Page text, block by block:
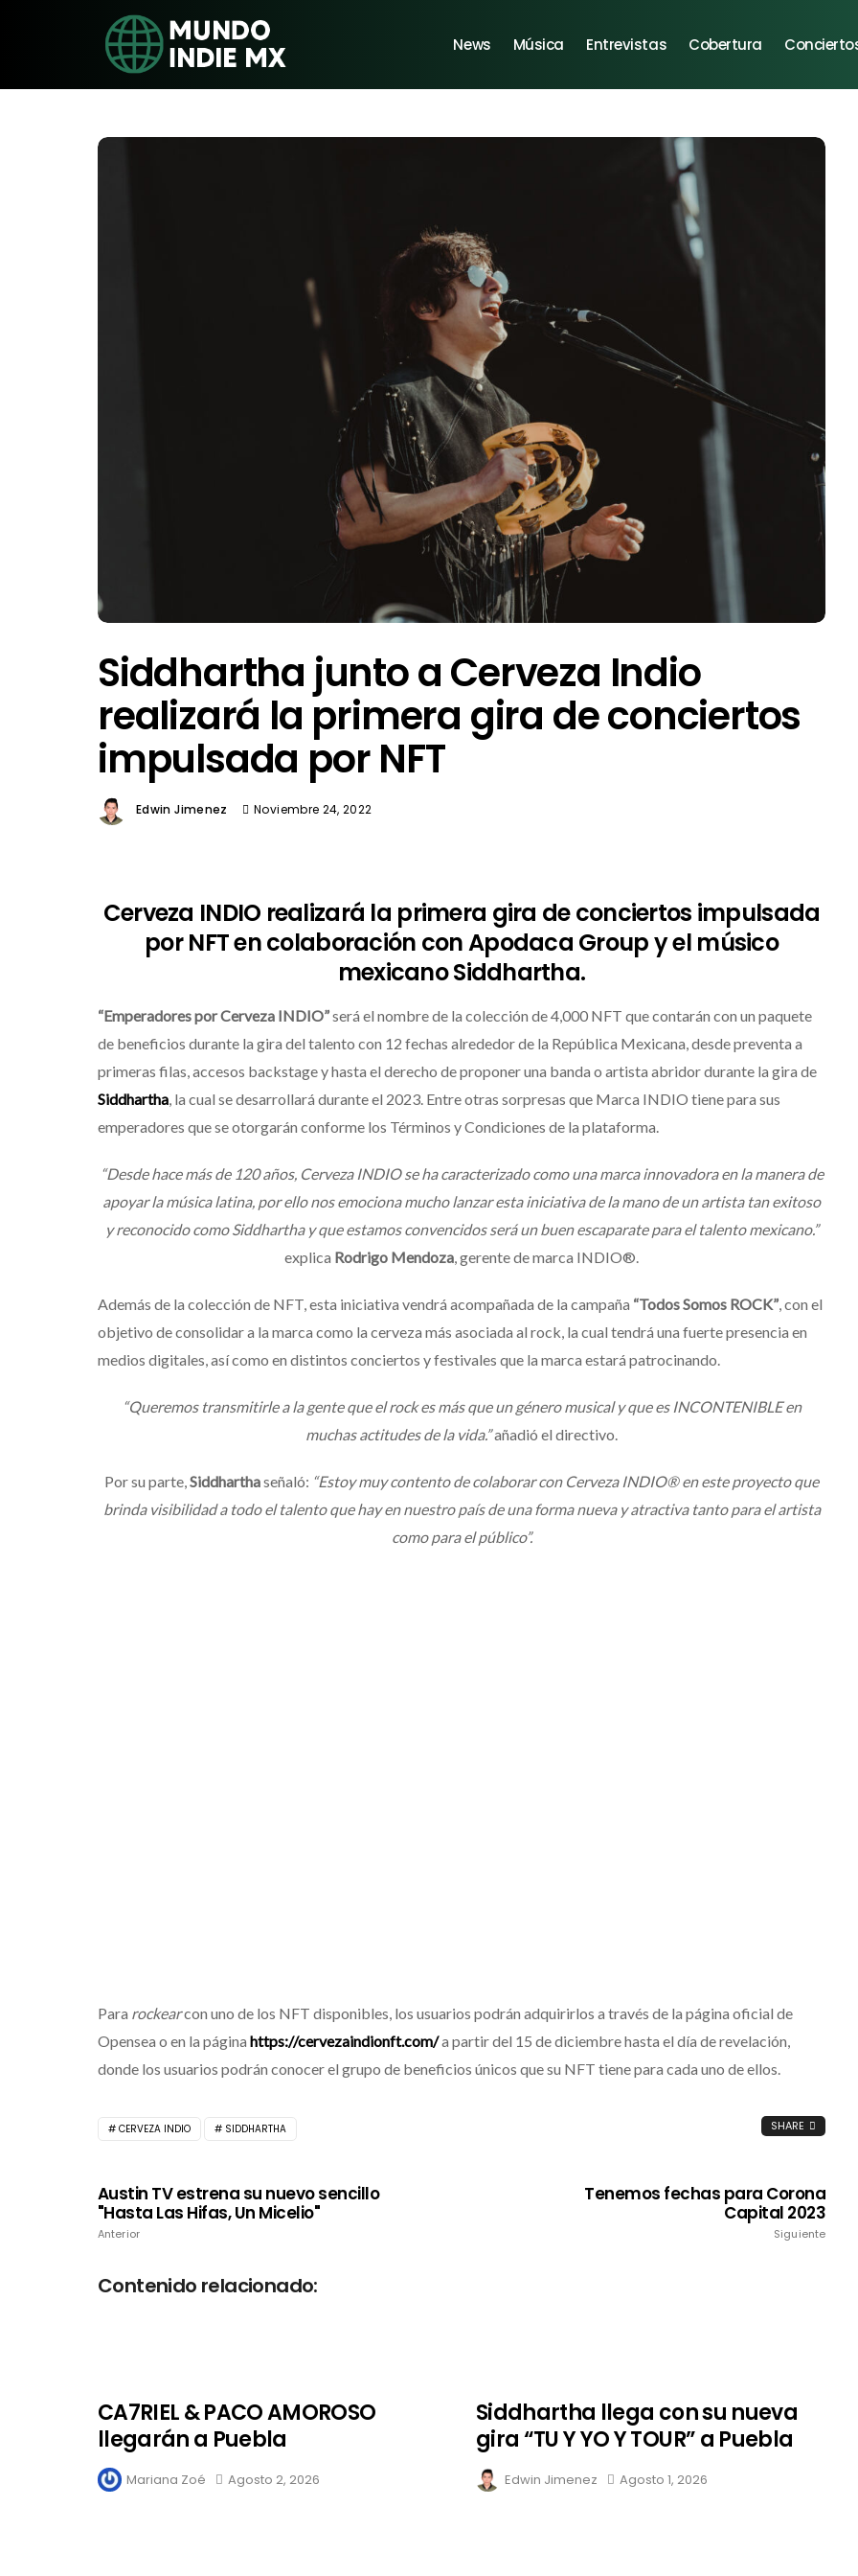
News Música Entrevistas Cobertura
Siddhartha junto a Cerveza Indio
realizará la primera gira de conciertos
impulsada por NFT
Edwin Jimenez Noviembre 24, 2022
Cerveza INDIO realizará la primera gira de conciertos impulsada
por NFT en colaboración con Apodaca Group y el músico
mexicano Siddhartha.
“Emperadores por Cerveza INDIO”será el nombre de la colección de 4,000 NFT que contarán con un paquete
de beneficios durante la gira del talento con 12 fechas alrededor de la República Mexicana, desde preventa a
primeras filas, accesos backstage y hasta el derecho de proponer una banda o artista abridor durante la gira de
Siddhartha, la cual se desarrollará durante el 2023. Entre otras sorpresas que Marca INDIO tiene para sus
emperadores que se otorgarán conforme los Términos y Condiciones de la plataforma.
“Desde hace más de 120 años, Cerveza INDIO se ha caracterizado como una marca innovadora en la manera de
apoyar la música latina, por ello nos emociona mucho lanzar esta iniciativa de la mano de un artista tan exitoso
y reconocido como Siddhartha y que estamos convencidos será un buen escaparate para el talento mexicano.”
explica Rodrigo Mendoza, gerente de marca INDIO®.
Además de la colección de NFT, esta iniciativa vendrá acompañada de la campaña “Todos Somos ROCK”, con el
objetivo de consolidar a la marca como la cerveza más asociada al rock, la cual tendrá una fuerte presencia en
medios digitales, así como en distintos conciertos y festivales que la marca estará patrocinando.
“Queremos transmitirle a la gente que el rock es más que un género musical y que es INCONTENIBLE en
muchas actitudes de la vida.”añadió el directivo.
Por su parte,Siddharthaseñaló: “Estoy muy contento de colaborar con Cerveza INDIO® en este proyecto que
brinda visibilidad a todo el talento que hay en nuestro país de una forma nueva y atractiva tanto para el artista
como para el público”.
Para rockearcon uno de los NFT disponibles, los usuarios podrán adquirirlos a través de la página oficial de
Opensea o en la página https://cervezaindionft.com/a partir del 15 de diciembre hasta el día de revelación,
donde los usuarios podrán conocer el grupo de beneficios únicos que su NFT tiene para cada uno de ellos.
CERVEZA INDIO SIDDHARTHA SHARE
Austin TV estrena su nuevo sencillo
"Hasta Las Hifas, Un Micelio"
Anterior
Tenemos fechas para Corona
Capital 2023
Siguiente
Contenido relacionado:
CA7RIEL & PACO AMOROSO
llegarán a Puebla
Mariana Zoé Agosto 2, 2026
Siddhartha llega con su nueva
gira “TU Y YO Y TOUR” a Puebla
Edwin Jimenez Agosto 1, 2026
su nuevo álbum
“Loveland”
Edwin Jimenez